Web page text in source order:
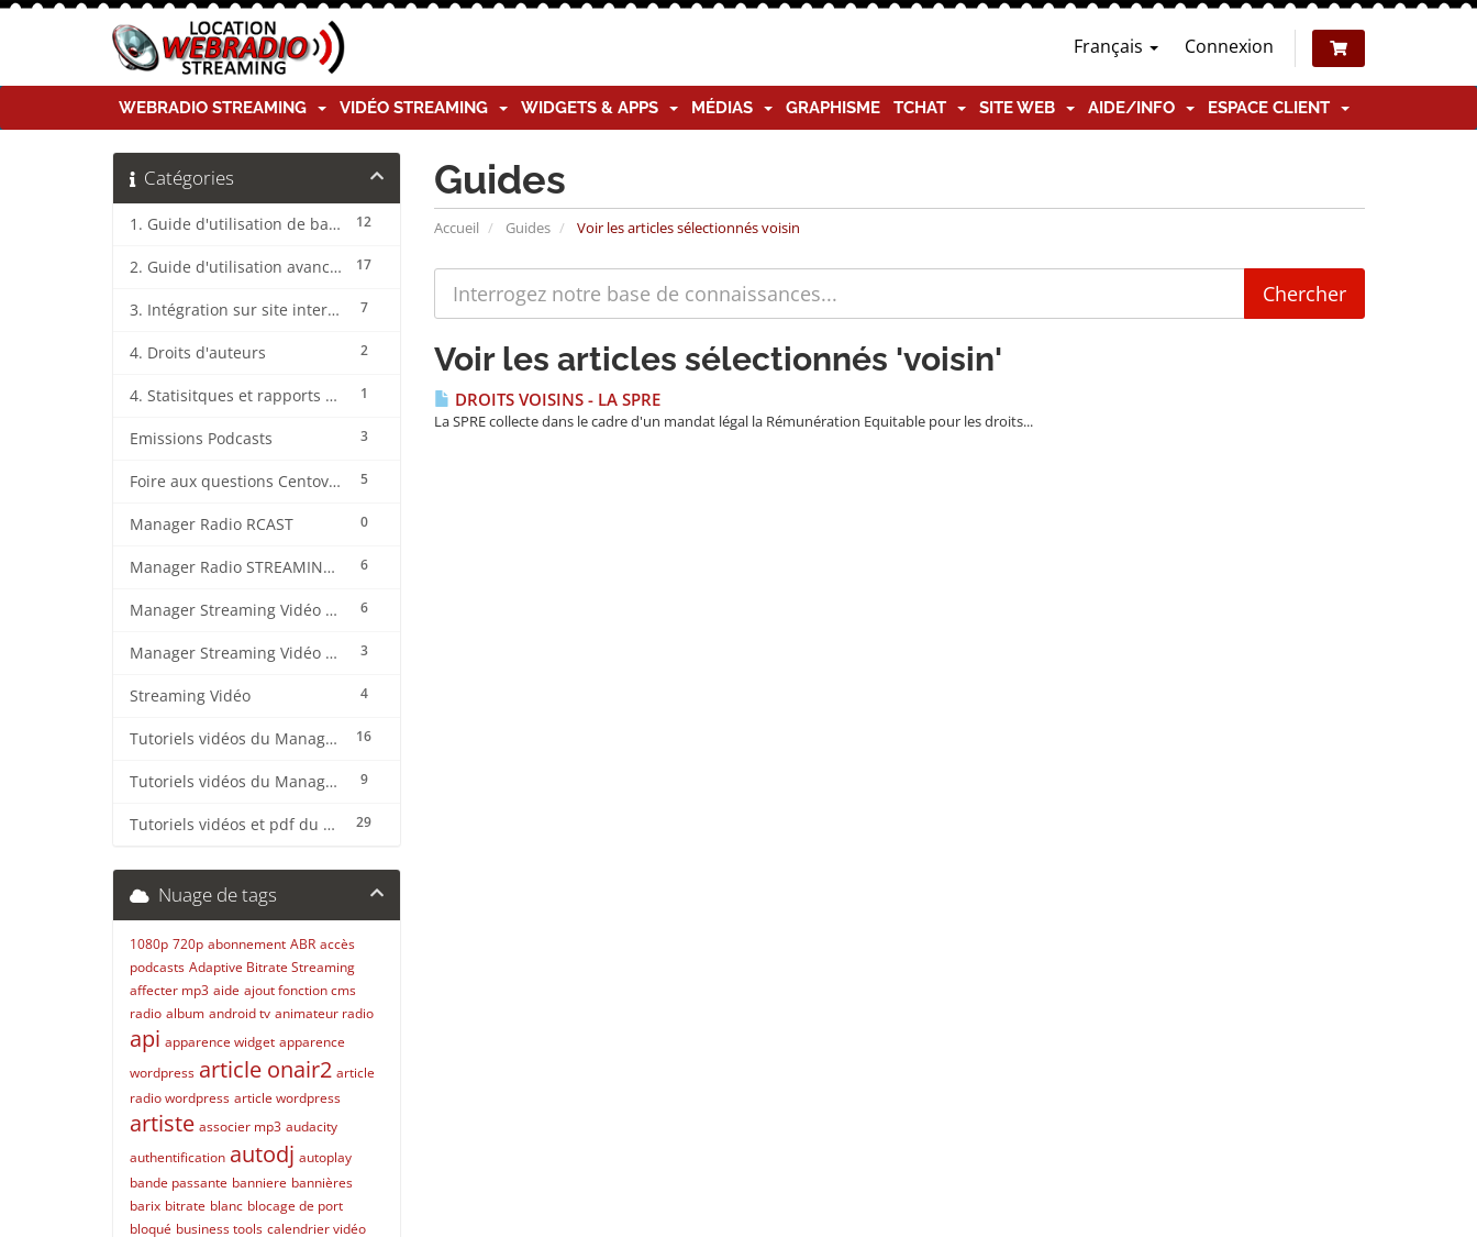
Français Connexion
WEBRADIO STREAMING VIDÉO STREAMING WIDGETS & APPS MÉDIAS GRAPHISME TCHAT SITE WEB AIDE/INFO ESPACE CLIENT
Guides
Accueil Guides Voir les articles sélectionnés voisin
Catégories
12
1. Guide d'utilisation de base CentovaCast
17
2. Guide d'utilisation avancée CentovaCast
7
3. Intégration sur site internet CentovaCast
2
4. Droits d'auteurs
1
4. Statisitques et rapports CentovaCast
3
Emissions Podcasts
5
Foire aux questions CentovaCast
0
Manager Radio RCAST
6
Manager Radio STREAMING CENTER
6
Manager Streaming Vidéo TVMCP
3
Manager Streaming Vidéo VDO
4
Streaming Vidéo
16
Tutoriels vidéos du Manager Radio CentovaCast
9
Tutoriels vidéos du Manager Radio STREAMING CENTER
29
Tutoriels vidéos et pdf du CMS Radio Wordpress + OnAir2/Pro.Radio
Voir les articles sélectionnés 'voisin'
DROITS VOISINS - LA SPRE
La SPRE collecte dans le cadre d'un mandat légal la Rémunération Equitable pour les droits...
Nuage de tags
1080p 720p abonnement ABR accès
podcasts Adaptive Bitrate Streaming
affecter mp3 aide ajout fonction cms
radio album android tv animateur radio
api apparence widget apparence
wordpress article onair2 article
radio wordpress article wordpress
artiste associer mp3 audacity
authentification autodj autoplay
bande passante banniere bannières
barix bitrate blanc blocage de port
bloqué business tools calendrier vidéo